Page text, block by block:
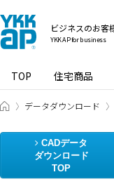
ビジネスのお客
YKK AP for business
TOP 住宅商品
ビジネスのお客様 HOME
データダウンロード
CADデータ
ダウンロード
TOP